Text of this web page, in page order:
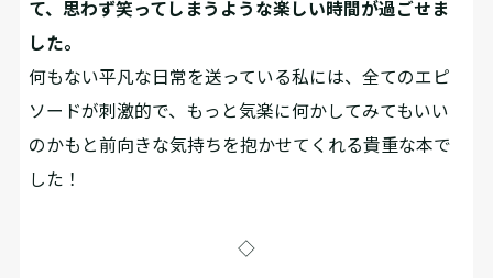
て、思わず笑ってしまうような楽しい時間が過ごせま
した。
何もない平凡な日常を送っている私には、全てのエピ
ソードが刺激的で、もっと気楽に何かしてみてもいい
のかもと前向きな気持ちを抱かせてくれる貴重な本で
した！
◇